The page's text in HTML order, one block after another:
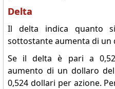
Delta
Il delta indica quanto
sottostante aumenta di un
Se il delta è pari a
aumento di un dollaro
0,524 dollari per azione.